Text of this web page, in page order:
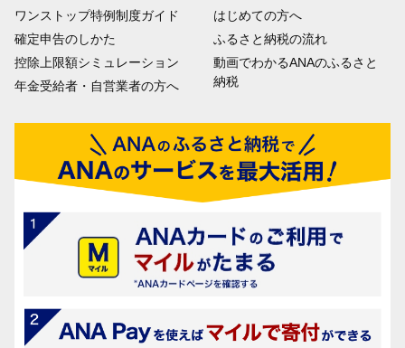
ワンストップ特例制度ガイド
確定申告のしかた
控除上限額シミュレーション
年金受給者・自営業者の方へ
はじめての方へ
ふるさと納税の流れ
動画でわかるANAのふるさと
納税